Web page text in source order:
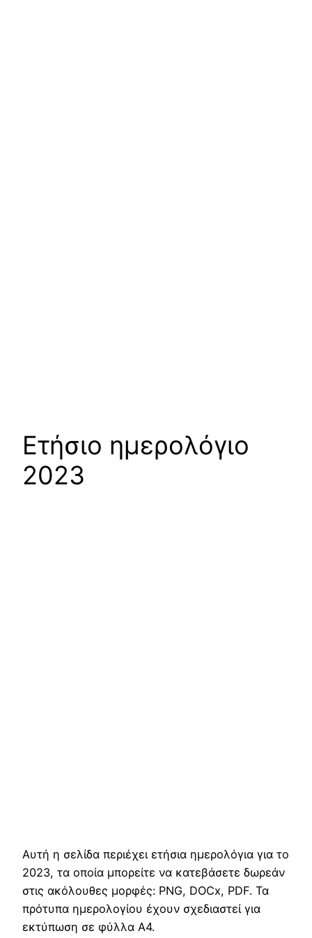
Ετήσιο ημερολόγιο
2023
Αυτή η σελίδα περιέχει ετήσια ημερολόγια για το
2023, τα οποία μπορείτε να κατεβάσετε δωρεάν
στις ακόλουθες μορφές: PNG, DOCx, PDF. Τα
πρότυπα ημερολογίου έχουν σχεδιαστεί για
εκτύπωση σε φύλλα Α4.